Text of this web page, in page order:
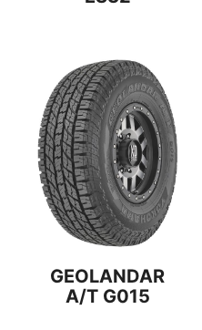
GEOLANDAR
A/T G015